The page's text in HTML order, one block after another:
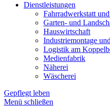
Dienstleistungen
Fahrradwerkstatt
Garten- und
Hauswirtschaft
Industriemontage
Logistik am
Medienfabrik
Näherei
Wäscherei
Gepflegt leben
Menü schließen